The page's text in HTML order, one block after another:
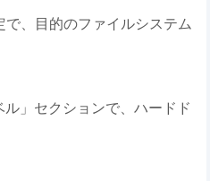
、目的のファイルシステム
」セクションで、ハードド